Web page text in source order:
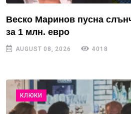
Веско Маринов пусна
за 1 млн. евро
AUGUST 08, 2026 4018
КЛЮКИ